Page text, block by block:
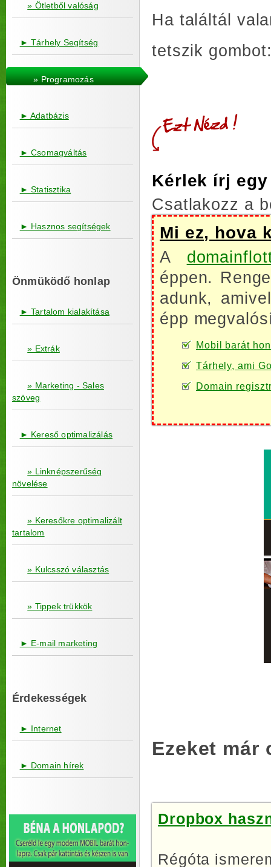
» Ötletből valóság
► Tárhely Segítség
» Programozás
► Adatbázis
► Csomagváltás
► Statisztika
► Hasznos segítségek
Önmüködő honlap
► Tartalom kialakítása
» Extrák
» Marketing - Sales
szöveg
► Kereső optimalizálás
» Linknépszerűség
növelése
» Keresőkre optimalizált
tartalom
» Kulcsszó választás
» Tippek trükkök
► E-mail marketing
Érdekességek
► Internet
► Domain hírek
Ha találtál
tetszik
Kérlek írj
Csatlakozz a
Mi ez, hova
A
éppen.
adunk,
épp
Mobil barát
Tárhely, ami
Domain
Ezeket már
Dropbox
Régóta